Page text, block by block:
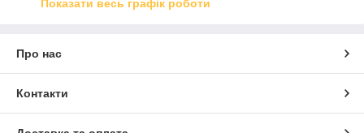
Показати весь графік роботи
Про нас
Контакти